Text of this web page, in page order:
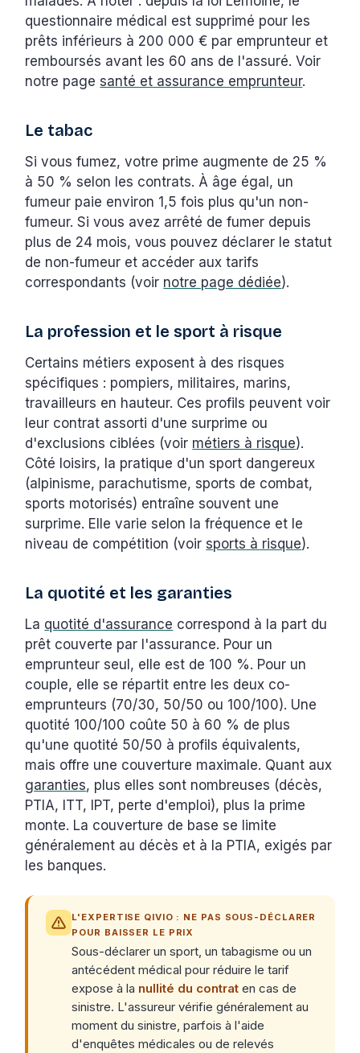
questionnaire médical est supprimé pour les
prêts inférieurs à 200 000 € par emprunteur et
remboursés avant les 60 ans de l'assuré. Voir
notre pagesanté et assurance emprunteur.
Le tabac
Si vous fumez, votre prime augmente de 25 %
à 50 % selon les contrats. À âge égal, un
fumeur paie environ 1,5 fois plus qu'un non-
fumeur. Si vous avez arrêté de fumer depuis
plus de 24 mois, vous pouvez déclarer le statut
de non-fumeur et accéder aux tarifs
correspondants (voir notre page dédiée).
La profession et le sport à risque
Certains métiers exposent à des risques
spécifiques : pompiers, militaires, marins,
travailleurs en hauteur. Ces profils peuvent voir
leur contrat assorti d'une surprime ou
d'exclusions ciblées (voir métiers à risque).
Côté loisirs, la pratique d'un sport dangereux
(alpinisme, parachutisme, sports de combat,
sports motorisés) entraîne souvent une
surprime. Elle varie selon la fréquence et le
niveau de compétition (voirsports à risque).
La quotité et les garanties
La quotité d'assurance correspond à la part du
prêt couverte par l'assurance. Pour un
emprunteur seul, elle est de 100 %. Pour un
couple, elle se répartit entre les deux co-
emprunteurs (70/30, 50/50 ou 100/100). Une
quotité 100/100 coûte 50 à 60 % de plus
qu'une quotité 50/50 à profils équivalents,
mais offre une couverture maximale. Quant aux
garanties, plus elles sont nombreuses (décès,
PTIA, ITT, IPT, perte d'emploi), plus la prime
monte. La couverture de base se limite
généralement au décès et à la PTIA, exigés par
les banques.
L'EXPERTISE QIVIO : NE PAS SOUS-DÉCLARER
POUR BAISSER LE PRIX
Sous-déclarer un sport, un tabagisme ou un
antécédent médical pour réduire le tarif
expose à la nullité du contrat en cas de
sinistre. L'assureur vérifie généralement au
moment du sinistre, parfois à l'aide
d'enquêtes médicales ou de relevés